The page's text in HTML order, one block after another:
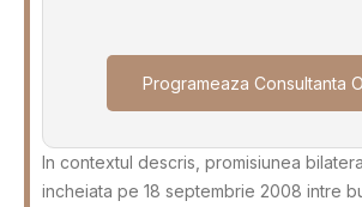
Programeaza Consultanta
In contextul descris, promisiunea
incheiata pe 18 septembrie 2008 intre